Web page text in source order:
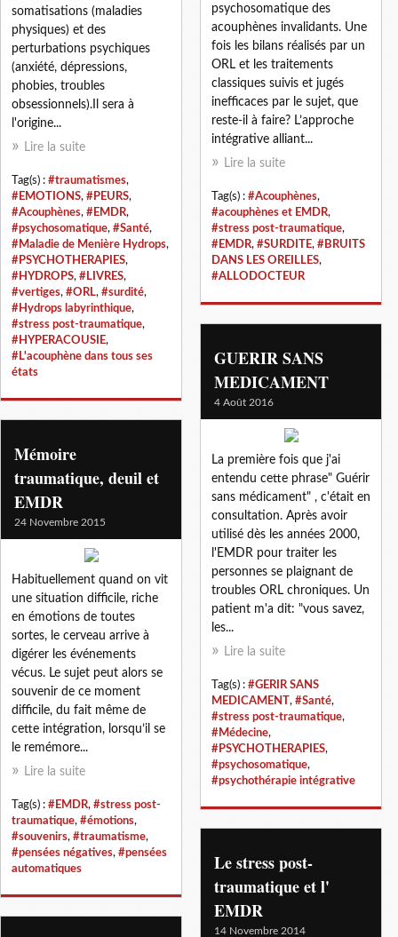
somatisations (maladies
physiques) et des
perturbations psychiques
(anxiété, dépressions,
phobies, troubles
obsessionnels).Il sera à
l'origine...
Lire la suite
Tag(s) : #traumatismes,
#EMOTIONS, #PEURS,
#Acouphènes, #EMDR,
#psychosomatique, #Santé,
#Maladie de Menière Hydrops,
#PSYCHOTHERAPIES,
#HYDROPS, #LIVRES,
#vertiges, #ORL, #surdité,
#Hydrops labyrinthique,
#stress post-traumatique,
#HYPERACOUSIE,
#L'acouphène dans tous ses
états
psychosomatique des
acouphènes invalidants. Une
fois les bilans réalisés par un
ORL et les traitements
classiques suivis et jugés
inefficaces par le sujet, que
reste-il à faire? L’approche
intégrative alliant...
Lire la suite
Tag(s) : #Acouphènes,
#acouphènes et EMDR,
#stress post-traumatique,
#EMDR, #SURDITE, #BRUITS
DANS LES OREILLES,
#ALLODOCTEUR
GUERIR SANS
MEDICAMENT
4 Août 2016
La première fois que j'ai
entendu cette phrase" Guérir
sans médicament" , c'était en
consultation. Après avoir
utilisé dès les années 2000,
l'EMDR pour traiter les
personnes se plaignant de
troubles ORL chroniques. Un
patient m'a dit: "vous savez,
les...
Lire la suite
Tag(s) : #GERIR SANS
MEDICAMENT, #Santé,
#stress post-traumatique,
#Médecine,
#PSYCHOTHERAPIES,
#psychosomatique,
#psychothérapie intégrative
Mémoire
traumatique, deuil et
EMDR
24 Novembre 2015
Habituellement quand on vit
une situation difficile, riche
en émotions de toutes
sortes, le cerveau arrive à
digérer les événements
vécus. Le sujet peut alors se
souvenir de ce moment
difficile, du fait même de
cette intégration, lorsqu’il se
le remémore...
Lire la suite
Tag(s) : #EMDR, #stress post-
traumatique, #émotions,
#souvenirs, #traumatisme,
#pensées négatives, #pensées
automatiques
Le stress post-
traumatique et l'
EMDR
14 Novembre 2014